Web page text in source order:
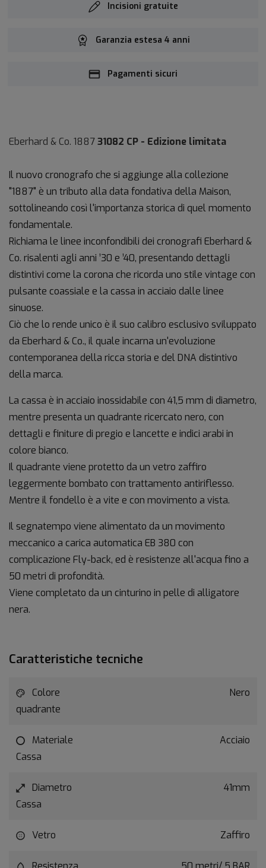
Incisioni gratuite
Garanzia estesa 4 anni
Pagamenti sicuri
Eberhard & Co. 188731082 CP - Edizione limitata
Il nuovo cronografo che si aggiunge alla collezione
"1887" è un tributo alla data fondativa della Maison,
sottolineando così l'importanza storica di quel momento
fondamentale.
Richiama le linee inconfondibili dei cronografi Eberhard &
Co. risalenti agli anni ’30 e ’40, presentando dettagli
distintivi come la corona che ricorda uno stile vintage con
pulsante coassiale e la cassa in acciaio dalle linee
sinuose.
Ciò che lo rende unico è il suo calibro esclusivo sviluppato
da Eberhard & Co., il quale incarna un'evoluzione
contemporanea della ricca storia e del DNA distintivo
della marca.
La cassa è in acciaio inossidabile con 41,5 mm di diametro,
mentre presenta un quadrante ricercato nero, con
dettagli e finiture di pregio e lancette e indici arabi in
colore bianco.
Il quadrante viene protetto da un vetro zaffiro
leggermente bombato con trattamento antiriflesso.
Mentre il fondello è a vite e con movimento a vista.
Il segnatempo viene alimentato da un movimento
meccanico a carica automatica EB 380 con
complicazione Fly-back, ed è resistenze all'acqua fino a
50 metri di profondità.
Viene completato da un cinturino in pelle di alligatore
nera.
Caratteristiche tecniche
Colore
quadrante
Nero
Materiale
Cassa
Acciaio
Diametro
Cassa
41mm
Vetro Zaffiro